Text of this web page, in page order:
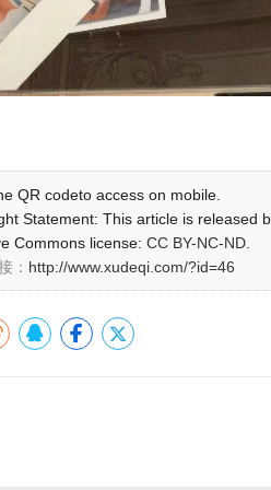
QR codeto access on mobile.
Statement: This article is released
Commons license: CC BY-NC-ND
： http://www.xudeqi.com/?id=46